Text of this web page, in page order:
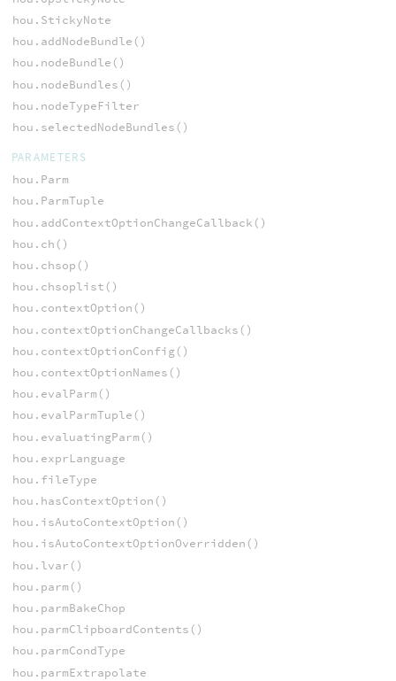
hou.StickyNote
hou.addNodeBundle()
hou.nodeBundle()
hou.nodeBundles()
hou.nodeTypeFilter
hou.selectedNodeBundles()
PARAMETERS
hou.Parm
hou.ParmTuple
hou.addContextOptionChangeCallback()
hou.ch()
hou.chsop()
hou.chsoplist()
hou.contextOption()
hou.contextOptionChangeCallbacks()
hou.contextOptionConfig()
hou.contextOptionNames()
hou.evalParm()
hou.evalParmTuple()
hou.evaluatingParm()
hou.exprLanguage
hou.fileType
hou.hasContextOption()
hou.isAutoContextOption()
hou.isAutoContextOptionOverridden()
hou.lvar()
hou.parm()
hou.parmBakeChop
hou.parmClipboardContents()
hou.parmCondType
hou.parmExtrapolate